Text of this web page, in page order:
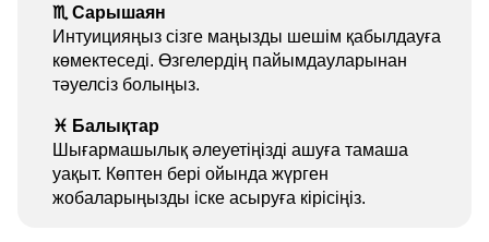
♏ Сарышаян
Интуицияңыз сізге маңызды шешім қабылдауға
көмектеседі. Өзгелердің пайымдауларынан
тәуелсіз болыңыз.
♓ Балықтар
Шығармашылық әлеуетіңізді ашуға тамаша
уақыт. Көптен бері ойында жүрген
жобаларыңызды іске асыруға кірісіңіз.